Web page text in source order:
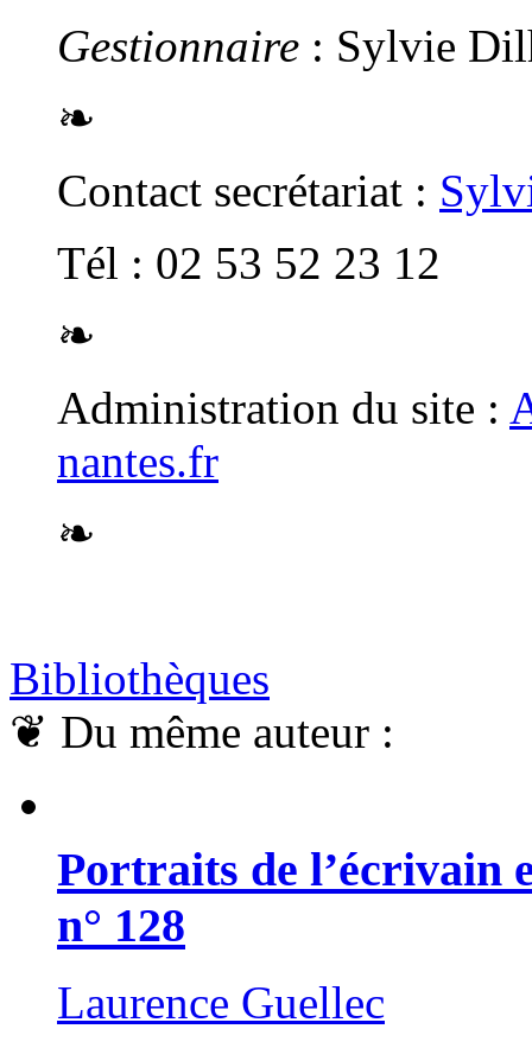
Gestionnaire : Sylvie
❧
Contact secrétariat :
Tél : 02 53 52 23 12
❧
Administration du site :
nantes.fr
❧
Bibliothèques
❦ Du même auteur :
Portraits de l’écrivain
n° 128
Laurence Guellec